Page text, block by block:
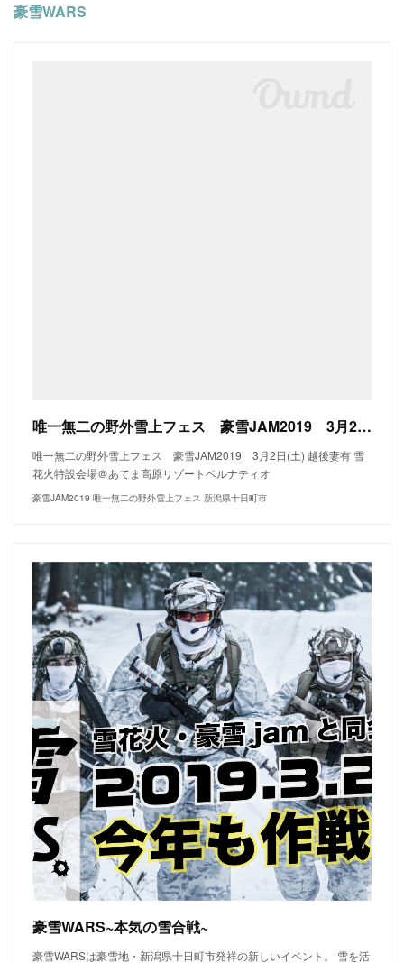
豪雪WARS
唯一無二の野外雪上フェス 豪雪JAM2019 3月2日(土) 越後妻有 雪花火特設会場＠あてま高原リゾートベルナティオ｜ホーム
唯一無二の野外雪上フェス 豪雪JAM2019 3月2日(土) 越後妻有 雪
花火特設会場＠あてま高原リゾートベルナティオ
豪雪JAM2019 唯一無二の野外雪上フェス 新潟県十日町市
豪雪WARS~本気の雪合戦~
豪雪WARSは豪雪地・新潟県十日町市発祥の新しいイベント。 雪を活